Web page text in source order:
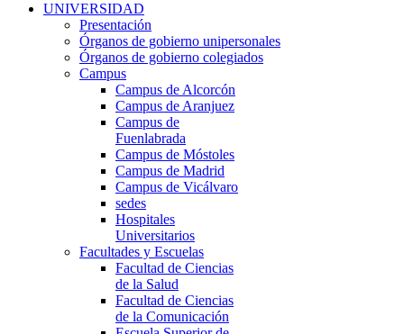
UNIVERSIDAD
Presentación
Órganos de gobierno unipersonales
Órganos de gobierno colegiados
Campus
Campus de Alcorcón
Campus de Aranjuez
Campus de
Fuenlabrada
Campus de Móstoles
Campus de Madrid
Campus de Vicálvaro
sedes
Hospitales
Universitarios
Facultades y Escuelas
Facultad de Ciencias
de la Salud
Facultad de Ciencias
de la Comunicación